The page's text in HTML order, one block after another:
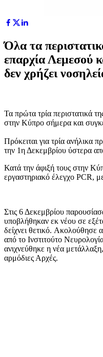
Όλα τα
επαρχία Λεμεσού
δεν χρήζει
Τα πρώτα τρία περιστατικά
στην Κύπρο σήμερα και
Πρόκειται για τρία ανήλικα
την 1η Δεκεμβρίου ύστερα
Κατά την άφιξή τους στην
εργαστηριακό έλεγχο PCR,
Στις 6 Δεκεμβρίου
υποβλήθηκαν εκ νέου σε
δείχνει θετικό. Ακολούθησε
από το Ινστιτούτο
ανιχνεύθηκε η νέα
αρμόδιες Αρχές.